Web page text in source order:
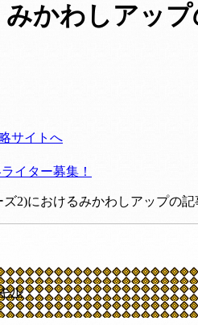
みかわしアッ
サイトへ
イター募集！
2)におけるみかわしアップの
ル